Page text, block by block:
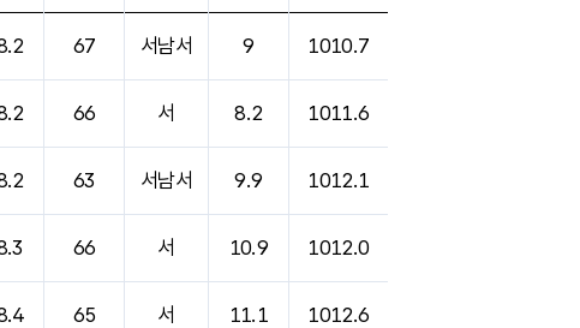
67 서남서 9 1010.7
66 서 8.2 1011.6
63 서남서 9.9 1012.1
66 서 10.9 1012.0
65 서 11.1 1012.6